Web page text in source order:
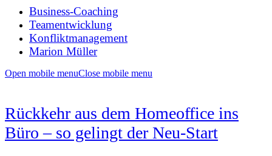
Business-Coaching
Teamentwicklung
Konfliktmanagement
Marion Müller
Open mobile menuClose mobile menu
Rückkehr aus dem Homeoffice ins
Büro – so gelingt der Neu-Start